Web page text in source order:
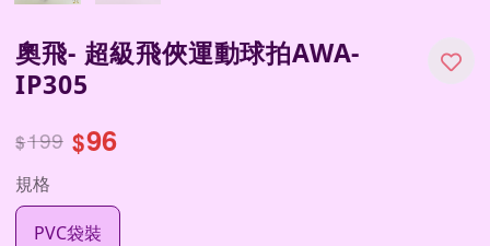
奧飛- 超級飛俠運動球拍AWA-
IP305
$199 $96
規格
PVC袋裝